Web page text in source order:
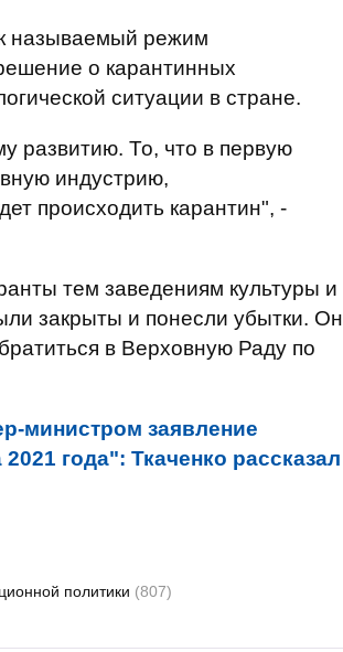
называемый режим
о карантинных
ситуации в стране.
развитию. То, что в первую
индустрию,
происходить карантин", -
тем заведениям культуры и
закрыты и понесли убытки. Он
в Верховную Раду по
министром заявление
года": Ткаченко рассказал
политики (807)